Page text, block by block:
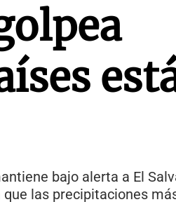
bajo alerta a El
las precipitaciones